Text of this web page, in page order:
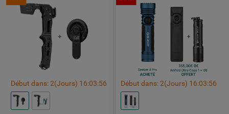
Début dans:2(Jours) 16:03:56 Début dans:2(Jours) 16:03:56